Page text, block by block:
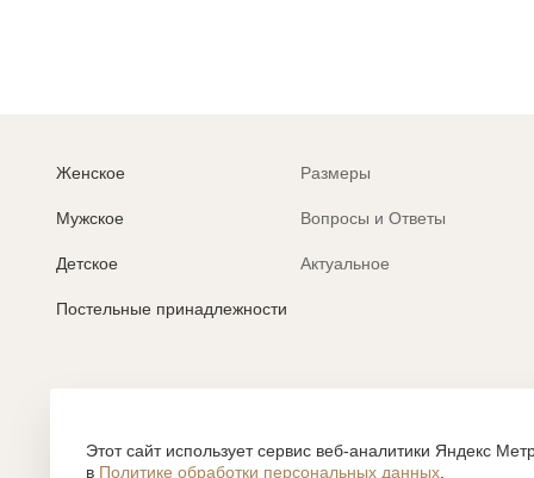
Женское
Мужское
Детское
Постельные принадлежности
Размеры
Вопросы и Ответы
Актуальное
Согласие на обработку персональных данных
Этот сайт использует сервис веб-аналитики Яндекс
в Политике обработки персональных данных